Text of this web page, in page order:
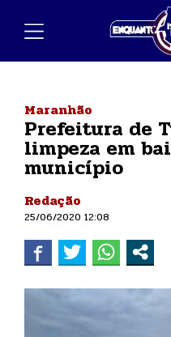
Maranhão
Prefeitura de
limpeza em
município
Redação
25/06/2020 12:08